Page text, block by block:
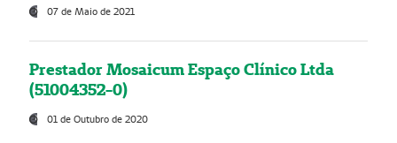
07 de Maio de 2021
Prestador Mosaicum Espaço Clínico Ltda
(51004352-0)
01 de Outubro de 2020